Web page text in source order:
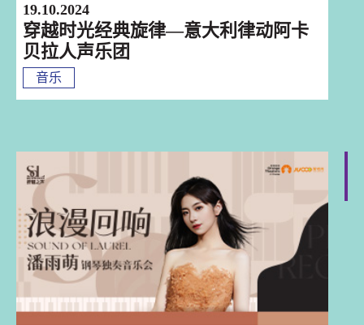
19.10.2024
穿越时光经典旋律—意大利律动阿卡
贝拉人声乐团
音乐